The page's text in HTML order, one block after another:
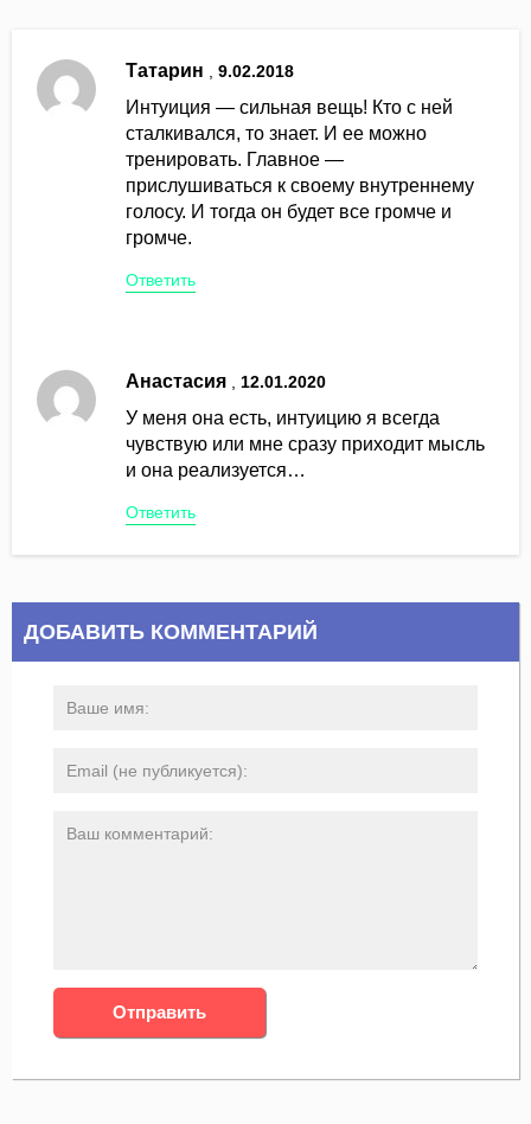
Татарин 9.02.2018
Интуиция — сильная вещь! Кто с ней
сталкивался, то знает. И ее можно
тренировать. Главное —
прислушиваться к своему внутреннему
голосу. И тогда он будет все громче и
громче.
Ответить
Анастасия 12.01.2020
У меня она есть, интуицию я всегда
чувствую или мне сразу приходит мысль
и она реализуется…
Ответить
ДОБАВИТЬ КОММЕНТАРИЙ